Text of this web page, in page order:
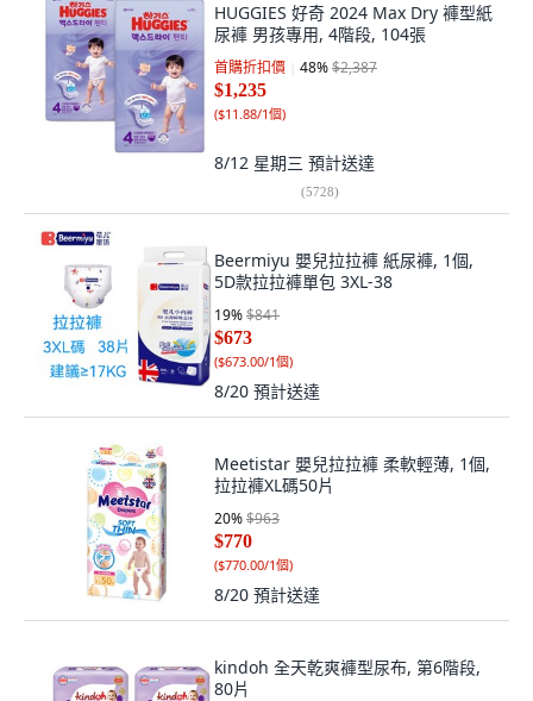
HUGGIES 好奇 2024 Max Dry 褲型紙
尿褲 男孩專用, 4階段, 104張
首購折扣價 48%$2,387
$1,235
($11.88/1個)
8/12 星期三 預計送達
(5728)
Beermiyu 嬰兒拉拉褲 紙尿褲, 1個,
5D款拉拉褲單包 3XL-38
19%$841
$673
($673.00/1個)
8/20 預計送達
Meetistar 嬰兒拉拉褲 柔軟輕薄, 1個,
拉拉褲XL碼50片
20%$963
$770
($770.00/1個)
8/20 預計送達
kindoh 全天乾爽褲型尿布, 第6階段,
80片